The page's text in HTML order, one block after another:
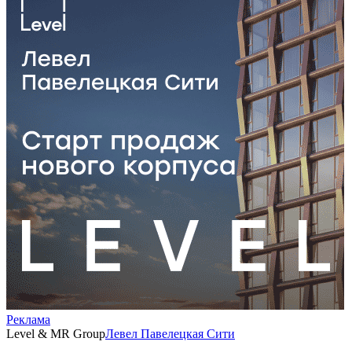
Реклама
Level & MR GroupЛевел Павелецкая Сити